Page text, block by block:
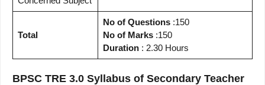
Total
No of Questions:150
No of Marks:150
Duration: 2.30 Hours
BPSC TRE 3.0 Syllabus of Secondary Teacher